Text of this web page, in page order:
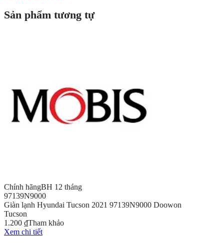
Sản phẩm tương tự
Chính hãngBH 12 tháng
97139N9000
Giàn lạnh Hyundai Tucson 2021 97139N9000 Doowon
Tucson
1.200 ₫Tham khảo
Xem chi tiết